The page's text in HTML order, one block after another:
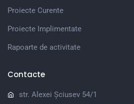
Proiecte Curente
Proiecte Implimentate
Rapoarte de activitate
Contacte
str. Alexei Șciusev 54/1